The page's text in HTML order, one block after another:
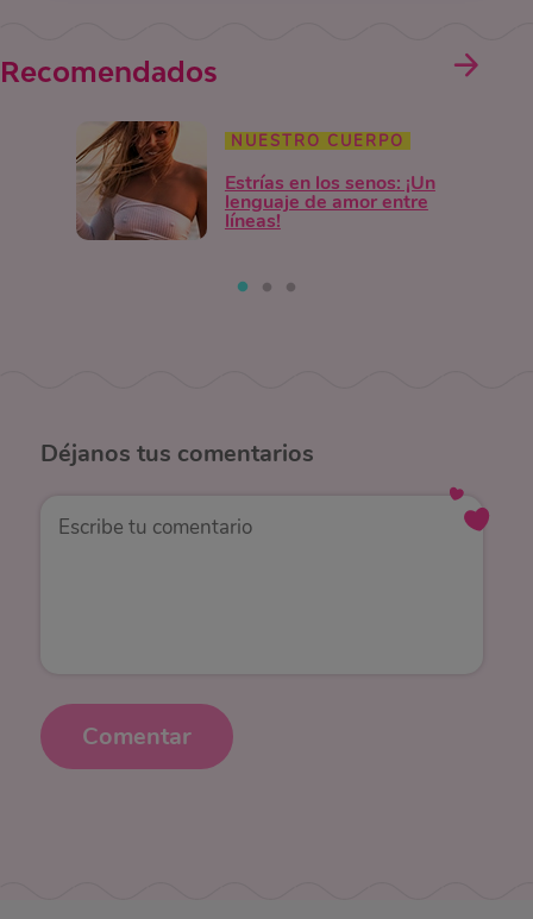
Recomendados
NUESTRO CUERPO
Estrías en los senos: ¡Un
lenguaje de amor entre
líneas!
Déjanos tus comentarios
Comentar